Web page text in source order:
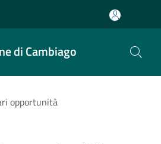
di Cambiago
opportunità